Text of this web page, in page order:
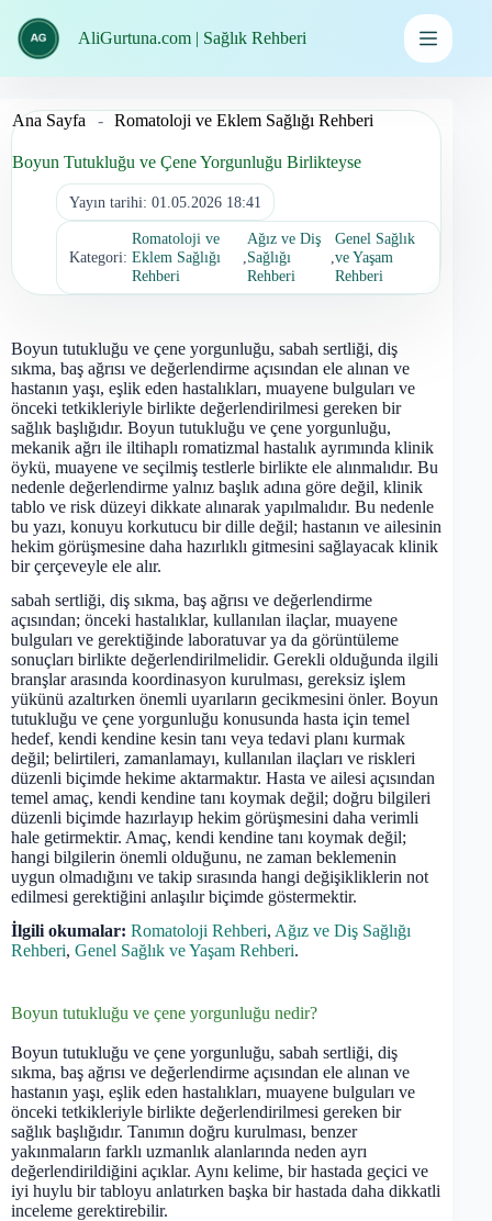
geç
AliGurtuna.com | Sağlık Rehberi
Ana Sayfa - Romatoloji ve Eklem Sağlığı Rehberi
Boyun Tutukluğu ve Çene Yorgunluğu Birlikteyse
Yayın tarihi: 01.05.2026 18:41
Kategori:
Romatoloji ve
Eklem Sağlığı
Rehberi
,
Ağız ve Diş
Sağlığı
Rehberi
,
Genel Sağlık
ve Yaşam
Rehberi
Boyun tutukluğu ve çene yorgunluğu, sabah sertliği, diş
sıkma, baş ağrısı ve değerlendirme açısından ele alınan ve
hastanın yaşı, eşlik eden hastalıkları, muayene bulguları ve
önceki tetkikleriyle birlikte değerlendirilmesi gereken bir
sağlık başlığıdır. Boyun tutukluğu ve çene yorgunluğu,
mekanik ağrı ile iltihaplı romatizmal hastalık ayrımında klinik
öykü, muayene ve seçilmiş testlerle birlikte ele alınmalıdır. Bu
nedenle değerlendirme yalnız başlık adına göre değil, klinik
tablo ve risk düzeyi dikkate alınarak yapılmalıdır. Bu nedenle
bu yazı, konuyu korkutucu bir dille değil; hastanın ve ailesinin
hekim görüşmesine daha hazırlıklı gitmesini sağlayacak klinik
bir çerçeveyle ele alır.
sabah sertliği, diş sıkma, baş ağrısı ve değerlendirme
açısından; önceki hastalıklar, kullanılan ilaçlar, muayene
bulguları ve gerektiğinde laboratuvar ya da görüntüleme
sonuçları birlikte değerlendirilmelidir. Gerekli olduğunda ilgili
branşlar arasında koordinasyon kurulması, gereksiz işlem
yükünü azaltırken önemli uyarıların gecikmesini önler. Boyun
tutukluğu ve çene yorgunluğu konusunda hasta için temel
hedef, kendi kendine kesin tanı veya tedavi planı kurmak
değil; belirtileri, zamanlamayı, kullanılan ilaçları ve riskleri
düzenli biçimde hekime aktarmaktır. Hasta ve ailesi açısından
temel amaç, kendi kendine tanı koymak değil; doğru bilgileri
düzenli biçimde hazırlayıp hekim görüşmesini daha verimli
hale getirmektir. Amaç, kendi kendine tanı koymak değil;
hangi bilgilerin önemli olduğunu, ne zaman beklemenin
uygun olmadığını ve takip sırasında hangi değişikliklerin not
edilmesi gerektiğini anlaşılır biçimde göstermektir.
İlgili okumalar: Romatoloji Rehberi, Ağız ve Diş Sağlığı
Rehberi, Genel Sağlık ve Yaşam Rehberi.
Boyun tutukluğu ve çene yorgunluğu nedir?
Boyun tutukluğu ve çene yorgunluğu, sabah sertliği, diş
sıkma, baş ağrısı ve değerlendirme açısından ele alınan ve
hastanın yaşı, eşlik eden hastalıkları, muayene bulguları ve
önceki tetkikleriyle birlikte değerlendirilmesi gereken bir
sağlık başlığıdır. Tanımın doğru kurulması, benzer
yakınmaların farklı uzmanlık alanlarında neden ayrı
değerlendirildiğini açıklar. Aynı kelime, bir hastada geçici ve
iyi huylu bir tabloyu anlatırken başka bir hastada daha dikkatli
inceleme gerektirebilir.